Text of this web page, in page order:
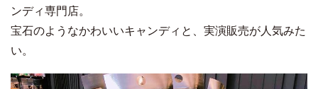
ンディ専門店。
宝石のようなかわいいキャンディと、実演販売が人気みた
い。